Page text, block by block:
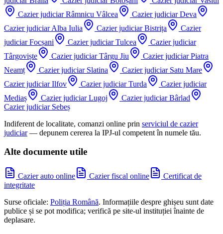
Cazier judiciarRâmnicu Vâlcea Cazier judiciarDeva
Cazier judiciarAlba Iulia Cazier judiciarBistrița
Cazier
judiciarFocșani Cazier judiciarTulcea
Cazier judiciar
Târgoviște
Cazier judiciarTârgu Jiu Cazier judiciarPiatra
Neamț
Cazier judiciar Slatina Cazier judiciar Satu Mare
Cazier judiciarIlfov Cazier judiciarTurda
Cazier judiciar
Mediaș
Cazier judiciarLugoj Cazier judiciarBârlad
Cazier judiciar Sebeș
Indiferent de localitate, comanzi online prin serviciul de cazier
judiciar — depunem cererea la IPJ-ul competent în numele tău.
Alte documente utile
Cazier auto online Cazier fiscal online
Certificat de
integritate
Surse oficiale: Poliția Română. Informațiile despre ghișeu sunt date
publice și se pot modifica; verifică pe site-ul instituției înainte de
deplasare.